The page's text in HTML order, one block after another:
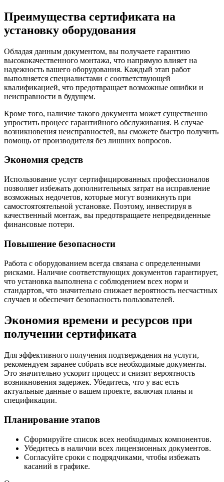
Преимущества сертификата на
установку оборудования
Обладая данным документом, вы получаете гарантию
высококачественного монтажа, что напрямую влияет на
надежность вашего оборудования. Каждый этап работ
выполняется специалистами с соответствующей
квалификацией, что предотвращает возможные ошибки и
неисправности в будущем.
Кроме того, наличие такого документа может существенно
упростить процесс гарантийного обслуживания. В случае
возникновения неисправностей, вы сможете быстро получить
помощь от производителя без лишних вопросов.
Экономия средств
Использование услуг сертифицированных профессионалов
позволяет избежать дополнительных затрат на исправление
возможных недочетов, которые могут возникнуть при
самостоятоятельной установке. Поэтому, инвестируя в
качественный монтаж, вы предотвращаете непредвиденные
финансовые потери.
Повышение безопасности
Работа с оборудованием всегда связана с определенными
рисками. Наличие соответствующих документов гарантирует,
что установка выполнена с соблюдением всех норм и
стандартов, что значительно снижает вероятность несчастных
случаев и обеспечит безопасность пользователей.
Экономия времени и ресурсов при
получении сертификата
Для эффективного получения подтверждения на услуги,
рекомендуем заранее собрать все необходимые документы.
Это значительно ускорит процесс и снизит вероятность
возникновения задержек. Убедитесь, что у вас есть
актуальные данные о вашем проекте, включая планы и
спецификации.
Планирование этапов
Сформируйте список всех необходимых компонентов.
Убедитесь в наличии всех лицензионных документов.
Согласуйте сроки с подрядчиками, чтобы избежать
касаний в графике.